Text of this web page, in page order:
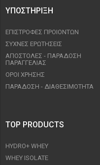
ΥΠΟΣΤΉΡΙΞΗ
ΕΠΙΣΤΡΟΦΈΣ ΠΡΟΙΟΝΤΩΝ
ΣΥΧΝΈΣ ΕΡΩΤΉΣΕΙΣ
ΑΠΟΣΤΟΛΈΣ - ΠΑΡΆΔΟΣΗ
ΠΑΡΑΓΓΕΛΊΑΣ
ΟΡΟΙ ΧΡΉΣΗΣ
ΠΑΡΑΔΟΣΗ - ΔΙΑΘΕΣΙΜΌΤΗΤΑ
TOP PRODUCTS
HYDRO+ WHEY
WHEY ISOLATE